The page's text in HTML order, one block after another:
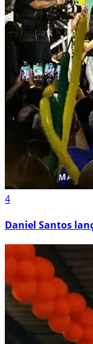
4
Daniel Santos